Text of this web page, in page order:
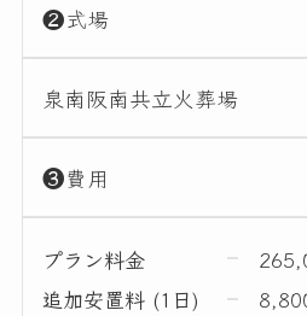
❷式場
泉南阪南共立火葬場
❸費用
プラン料金
追加安置料 (1日)